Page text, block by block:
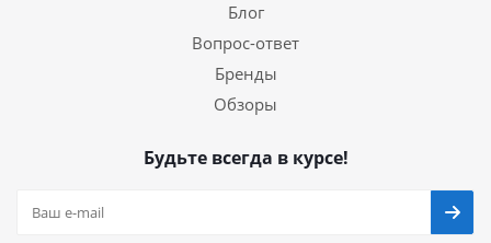
Блог
Вопрос-ответ
Бренды
Обзоры
Будьте всегда в курсе!